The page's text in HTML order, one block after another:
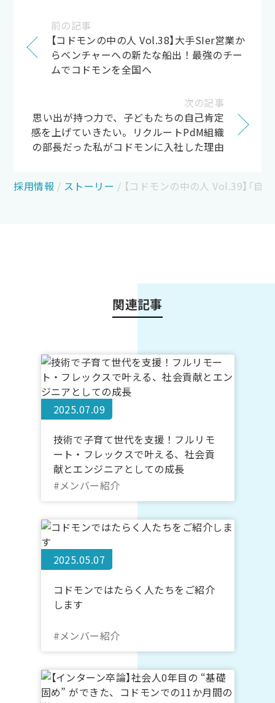
前の記事
【コドモンの中の人 Vol.38】大手SIer営業か
らベンチャーへの新たな船出！最強のチー
ムでコドモンを全国へ
次の記事
思い出が持つ力で、子どもたちの自己肯定
感を上げていきたい。リクルートPdM組織
の部長だった私がコドモンに入社した理由
採用情報 / ストーリー / 【コドモンの中の人 Vol.39】「
関連記事
2025.07.09
技術で子育て世代を支援！フルリモ
ート・フレックスで叶える、社会貢
献とエンジニアとしての成長
#メンバー紹介
2025.05.07
コドモンではたらく人たちをご紹介
します
#メンバー紹介